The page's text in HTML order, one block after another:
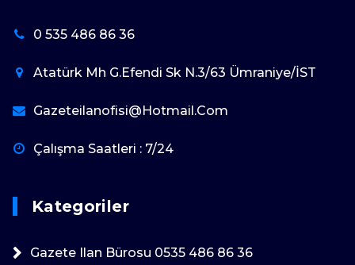
0 535 486 86 36
Atatürk Mh G.Efendi Sk N.3/63 Ümraniye/İST
Gazeteilanofisi@hotmail.com
Çalışma Saatleri : 7/24
Kategoriler
Gazete Ilan Bürosu 0535 486 86 36